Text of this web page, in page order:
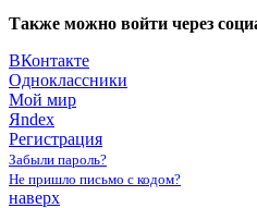
Также можно войти через
ВКонтакте
Одноклассники
Мой мир
Яndex
Регистрация
Забыли пароль?
Не пришло письмо с кодом?
наверх